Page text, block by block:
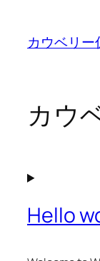
カウベリー
カウ
Hello